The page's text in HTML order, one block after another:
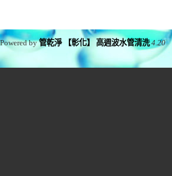
Powered by管乾淨 【彰化】 高週波水管清洗 4.20